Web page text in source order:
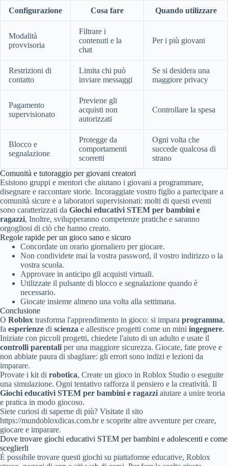
Configurazione
Cosa fare Quando utilizzare
Modalità
provvisoria
Filtrare i
contenuti e la
chat
Per i più giovani
Restrizioni di
contatto
Limita chi può
inviare messaggi
Se si desidera una
maggiore privacy
Pagamento
supervisionato
Previene gli
acquisti non
autorizzati
Controllare la spesa
Blocco e
segnalazione
Protegge da
comportamenti
scorretti
Ogni volta che
succede qualcosa di
strano
Comunità e tutoraggio per giovani creatori
Esistono gruppi e mentori che aiutano i giovani a programmare,
disegnare e raccontare storie. Incoraggiate vostro figlio a partecipare a
comunità sicure e a laboratori supervisionati: molti di questi eventi
sono caratterizzati da Giochi educativi STEM per bambini e
ragazzi, Inoltre, svilupperanno competenze pratiche e saranno
orgogliosi di ciò che hanno creato.
Regole rapide per un gioco sano e sicuro
Concordate un orario giornaliero per giocare.
Non condividete mai la vostra password, il vostro indirizzo o la
vostra scuola.
Approvare in anticipo gli acquisti virtuali.
Utilizzate il pulsante di blocco e segnalazione quando è
necessario.
Giocate insieme almeno una volta alla settimana.
Conclusione
O Roblox trasforma l'apprendimento in gioco: si impara programma,
fa esperienze di scienza e allestisce progetti come un mini ingegnere.
Iniziate con piccoli progetti, chiedete l'aiuto di un adulto e usate il
controlli parentali per una maggiore sicurezza. Giocate, fate prove e
non abbiate paura di sbagliare: gli errori sono indizi e lezioni da
imparare.
Provate i kit di robotica, Create un gioco in Roblox Studio o eseguite
una simulazione. Ogni tentativo rafforza il pensiero e la creatività. Il
Giochi educativi STEM per bambini e ragazzi aiutare a unire teoria
e pratica in modo giocoso.
Siete curiosi di saperne di più? Visitate il sito
https://mundobloxdicas.com.br e scoprite altre avventure per creare,
giocare e imparare.
Dove trovare giochi educativi STEM per bambini e adolescenti e come
sceglierli
È possibile trovare questi giochi su piattaforme educative, Roblox